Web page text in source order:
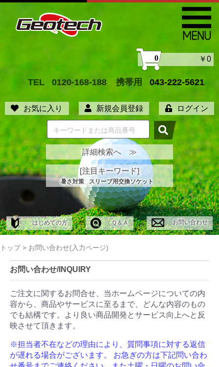
TEL 0120-168-188 携帯用 043-222-5621
お気に入り 新規会員登録 ログイン
0 ￥0
詳細検索へ ≫
[注目キーワード]
暑さ対策 スリーブ用交換ソケット
はじめての方 Ｑ＆Ａ お問い合わせ
トップ > お問い合わせ(入力ページ)
お問い合わせ/INQUIRY
ご注文に関するお問合せ、当ホームページについての内
容から、商品やサービスに至るまで、どんな内容のもの
でも結構です。より良い商品開発とサービス向上へと反
映させて頂きます。
※担当者不在などの理由により、質問事項に対する返信
が遅れる場合がございます。
お急ぎの方は下記問い合わ